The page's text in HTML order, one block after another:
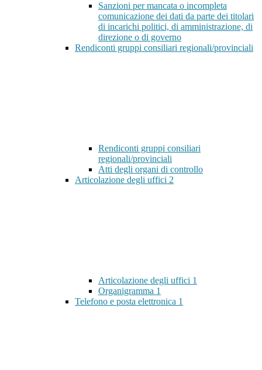
Sanzioni per mancata o incompleta
comunicazione dei dati da parte dei titolari
di incarichi politici, di amministrazione, di
direzione o di governo
Rendiconti gruppi consiliari regionali/provinciali
Rendiconti gruppi consiliari
regionali/provinciali
Atti degli organi di controllo
Articolazione degli uffici 2
Articolazione degli uffici 1
Organigramma 1
Telefono e posta elettronica 1